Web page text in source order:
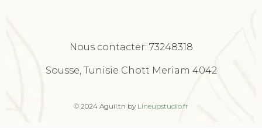
Nous contacter: 73248318
Sousse, Tunisie Chott Meriam 4042
© 2024 Aguil.tn by Lineupstudio.fr